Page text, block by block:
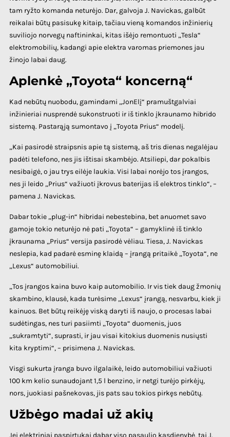
tam ryžto komanda neturėjo. Dar, galvoja J. Navickas, galbūt
reikalai būtų pasisukę kitaip, tačiau vieną komandos inžinierių
suviliojo norvegų naftininkai, kitas išėjo remontuoti „Tesla“
elektromobilių, kadangi apie elektra varomas priemones jau
žinojo labai daug.
Aplenkė „Toyota“ koncerną“
Kad nebūtų nuobodu, gamindami „JonElį“ pramuštgalviai
inžinieriai nusprendė sukonstruoti ir iš tinklo įkraunamo hibrido
sistemą. Pastarąją sumontavo į „Toyota Prius“ modelį.
„Kai pasirodė straipsnis apie tą sistemą, aš tris dienas negalėjau
padėti telefono, nes jis ištisai skambėjo. Atsiliepi, dar pokalbis
nesibaigė, o jau trys eilėje laukia. Visi labai norėjo tos įrangos,
nes ji leido „Prius“ važiuoti įkrovus baterijas iš elektros tinklo“, –
pamena J. Navickas.
Dabar tokie „plug-in“ hibridai nebestebina, bet anuomet savo
gamoje tokio neturėjo nė pati „Toyota“ – gamyklinė iš tinklo
įkraunama „Prius“ versija pasirodė vėliau. Tiesa, J. Navickas
neslepia, kad padarė esminę klaidą – įrangą pritaikė „Toyota“, ne
„Lexus“ automobiliui.
„Tos įrangos kaina buvo kaip automobilio. Ir vis tiek daug žmonių
skambino, klausė, kada turėsime „Lexus“ įrangą, nesvarbu, kiek ji
kainuos. Bet būtų reikėję viską daryti iš naujo, o procesas labai
sudėtingas, nes turi pasiimti „Toyota“ duomenis, juos
„sukramtyti“, suprasti, ir jau visai kitokius duomenis nusiųsti
kita kryptimi“, – prisimena J. Navickas.
Visgi sukurta įranga buvo ilgalaikė, leido automobiliui važiuoti
100 km kelio sunaudojant 1,5 l benzino, ir netgi turėjo pirkėjų,
nors, juokiasi pašnekovas, jis pats sau tokios pirkęs nebūtų.
Užbėgo madai už akių